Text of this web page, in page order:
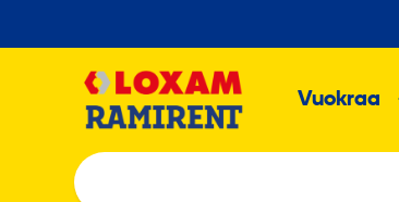
sisältöön
Vuokraa